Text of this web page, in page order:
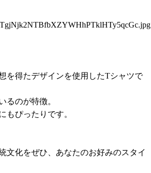
を得たデザインを使用したTシャツで
るのが特徴。
もぴったりです。
文化をぜひ、あなたのお好みのスタイ